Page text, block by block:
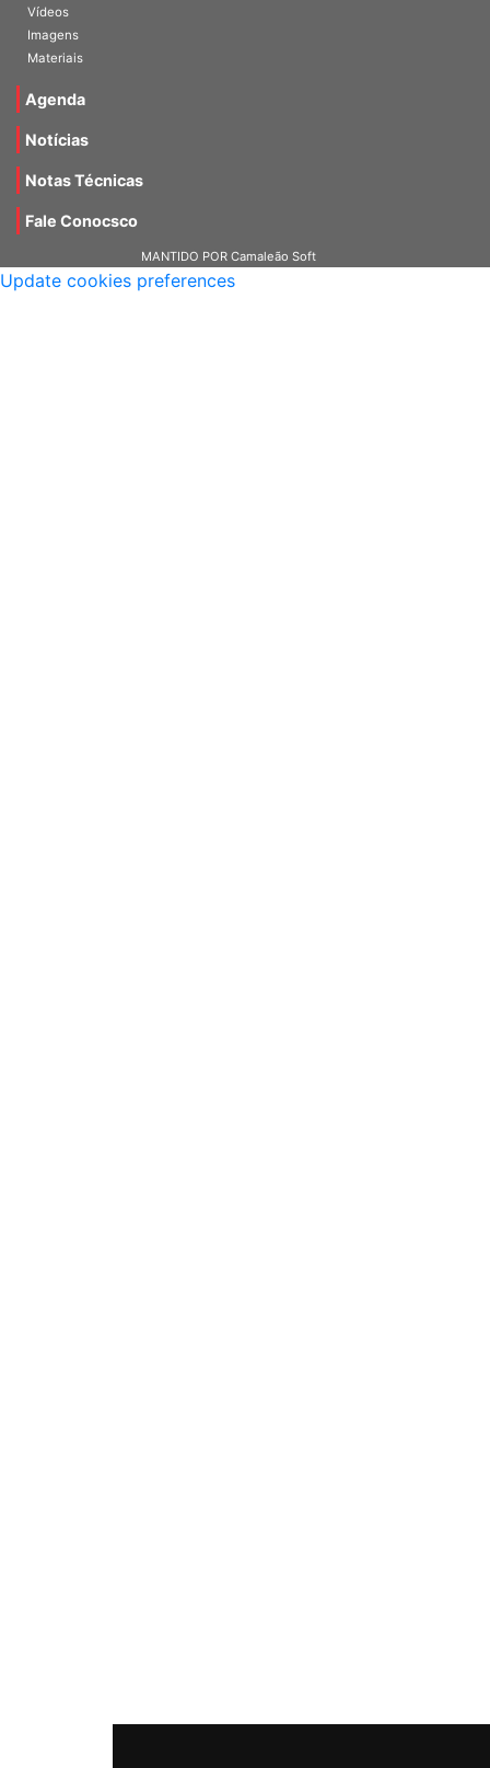
Vídeos
Imagens
Materiais
Agenda
Notícias
Notas Técnicas
Fale Conocsco
MANTIDO POR Camaleão Soft
Update cookies preferences